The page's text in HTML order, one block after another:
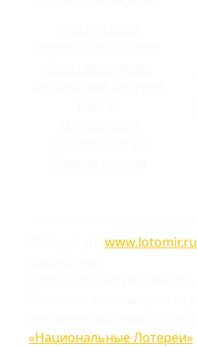
www.lotomir.ru
«Национальные Лотереи»